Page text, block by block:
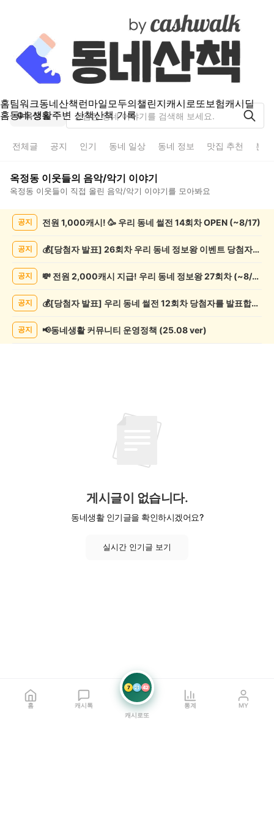
홈팀워크동네산책런마일모두의챌린지캐시로또보험캐시딜
홈동네 생활주변 산책산책 기록
옥정동
전체글 공지 인기 동네 일상 동네 정보 맛집 추천 분
옥정동 이웃들의 음악/악기 이야기
옥정동 이웃들이 직접 올린 음악/악기 이야기를 모아봐요
록
공지 전원 1,000캐시! 🥳 우리 동네 썰전 14회차 OPEN (~8/17)
공지 💰[당첨자 발표] 26회차 우리 동네 정보왕 이벤트 당첨자를 발표합니다!
공지 💸 전원 2,000캐시 지급! 우리 동네 정보왕 27회차 (~8/10)
공지 💰[당첨자 발표] 우리 동네 썰전 12회차 당첨자를 발표합니다!
공지 📢동네생활 커뮤니티 운영정책 (25.08 ver)
게시글이 없습니다.
동네생활 인기글을 확인하시겠어요?
실시간 인기글 보기
홈 캐시톡
7 21 42
캐시로또
통계 MY